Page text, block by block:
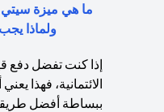
ولماذا
إذا كنت تفضل دفع
الائتمانية، فهذا
ببساطة أفضل